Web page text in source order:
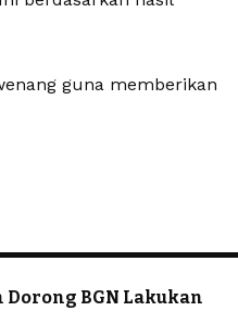
guna memberikan
Dorong BGN Lakukan